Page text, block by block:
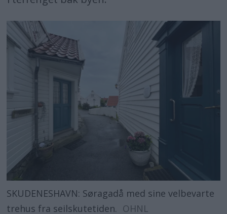
SKUDENESHAVN: Søragadå med sine velbevarte
trehus fra seilskutetiden. OHNL